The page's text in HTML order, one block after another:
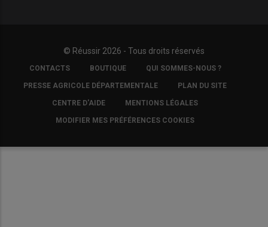
© Réussir 2026 - Tous droits réservés
FOOTER
COPYRIGHT
CONTACTS BOUTIQUE QUI SOMMES-NOUS ?
PRESSE AGRICOLE DÉPARTEMENTALE PLAN DU SITE
CENTRE D'AIDE MENTIONS LÉGALES
MODIFIER MES PRÉFÉRENCES COOKIES